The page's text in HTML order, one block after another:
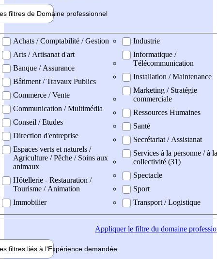
filtres de Domaine professionnel
professionel
Achats / Comptabilité / Gestion
Arts / Artisanat d'art
Banque / Assurance
Bâtiment / Travaux Publics
Commerce / Vente
Communication / Multimédia
Conseil / Etudes
Direction d'entreprise
Espaces verts et naturels /
Agriculture / Pêche / Soins aux
animaux
Hôtellerie - Restauration /
Tourisme / Animation
Immobilier
Industrie
Informatique /
Télécommunication
Installation / Maintenance
Marketing / Stratégie
commerciale
Ressources Humaines
Santé
Secrétariat / Assistanat
Services à la personne / à la
collectivité (31)
Spectacle
Sport
Transport / Logistique
Appliquerle filtre du domaine
filtres liés à l'Expérience demandée